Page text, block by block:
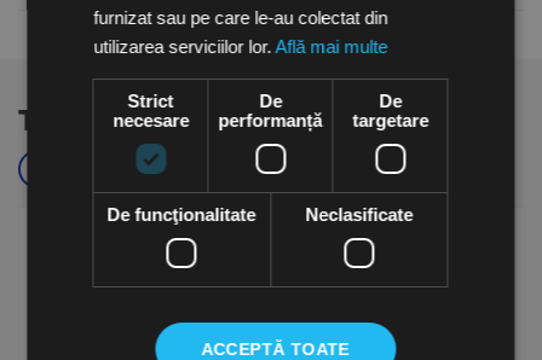
Te-ar putea interesa si...
Cele mai cautate
furnizat sau pe care le-au colectat din
utilizarea serviciilor lor.Află mai multe
Strict
necesare
De
performanță
De
targetare
De funcţionalitate Neclasificate
ACCEPTĂ TOATE